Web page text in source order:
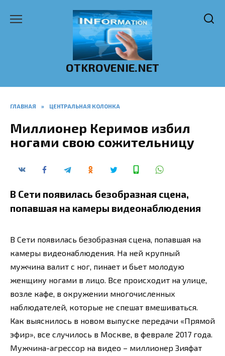
OTKROVENIE.NET
ГЛАВНАЯ » ЦЕНТРАЛЬНАЯ КОЛОНКА
Миллионер Керимов избил
ногами свою сожительницу
В Сети появилась безобразная сцена,
попавшая на камеры видеонаблюдения
В Сети появилась безобразная сцена, попавшая на
камеры видеонаблюдения. На ней крупный
мужчина валит с ног, пинает и бьет молодую
женщину ногами в лицо. Все происходит на улице,
возле кафе, в окружении многочисленных
наблюдателей, которые не спешат вмешиваться.
Как выяснилось в новом выпуске передачи «Прямой
эфир», все случилось в Москве, в феврале 2017 года.
Мужчина-агрессор на видео – миллионер Зияфат